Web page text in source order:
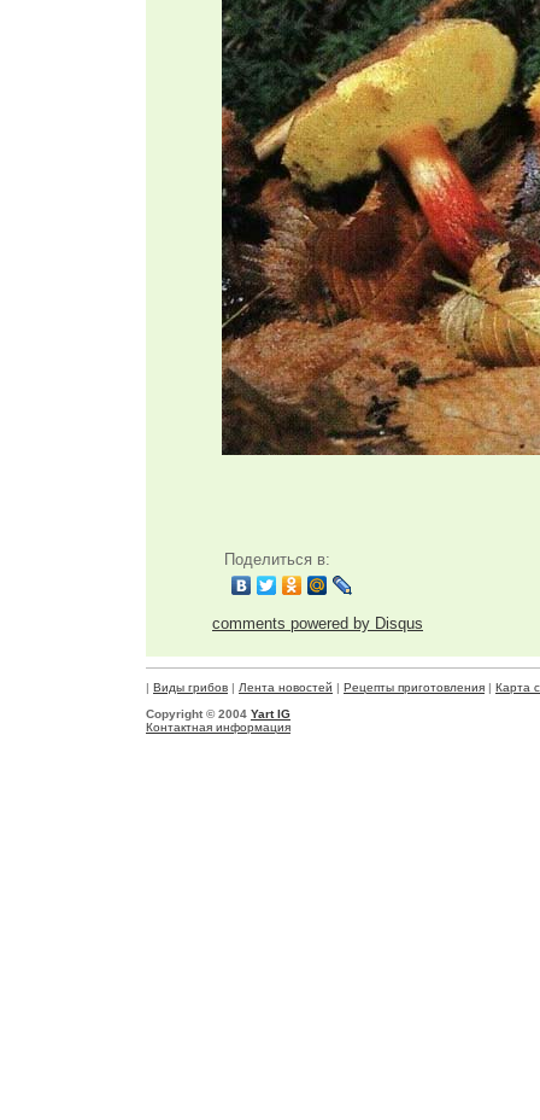
Поделиться в:
comments powered by Disqus
| Виды грибов | Лента новостей | Рецепты приготовления | Карта
Copyright © 2004 Yart IG
Контактная информация